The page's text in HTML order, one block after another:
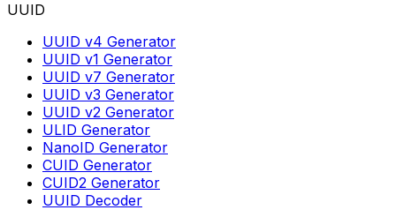
UUID
UUID v4 Generator
UUID v1 Generator
UUID v7 Generator
UUID v3 Generator
UUID v2 Generator
ULID Generator
NanoID Generator
CUID Generator
CUID2 Generator
UUID Decoder